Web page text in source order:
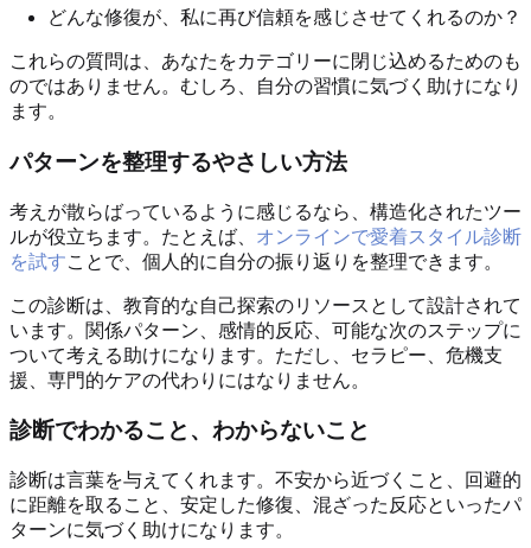
どんな修復が、私に再び信頼を感じさせてくれるのか？
これらの質問は、あなたをカテゴリーに閉じ込めるためのも
のではありません。むしろ、自分の習慣に気づく助けになり
ます。
パターンを整理するやさしい方法
考えが散らばっているように感じるなら、構造化されたツー
ルが役立ちます。たとえば、 オンラインで愛着スタイル診断
を試すことで、個人的に自分の振り返りを整理できます。
この診断は、教育的な自己探索のリソースとして設計されて
います。関係パターン、感情的反応、可能な次のステップに
ついて考える助けになります。ただし、セラピー、危機支
援、専門的ケアの代わりにはなりません。
診断でわかること、わからないこと
診断は言葉を与えてくれます。不安から近づくこと、回避的
に距離を取ること、安定した修復、混ざった反応といったパ
ターンに気づく助けになります。